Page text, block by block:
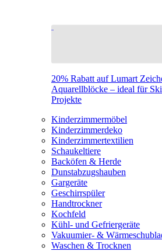
20% Rabatt auf Lumart
Aquarellblöcke – ideal für
Projekte
Kinderzimmermöbel
Kinderzimmerdeko
Kinderzimmertextilien
Schaukeltiere
Backöfen & Herde
Dunstabzugshauben
Gargeräte
Geschirrspüler
Handtrockner
Kochfeld
Kühl- und Gefriergeräte
Vakuumier- &
Waschen & Trocknen